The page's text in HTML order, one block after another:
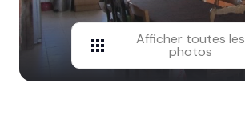
Afficher toutes les
photos